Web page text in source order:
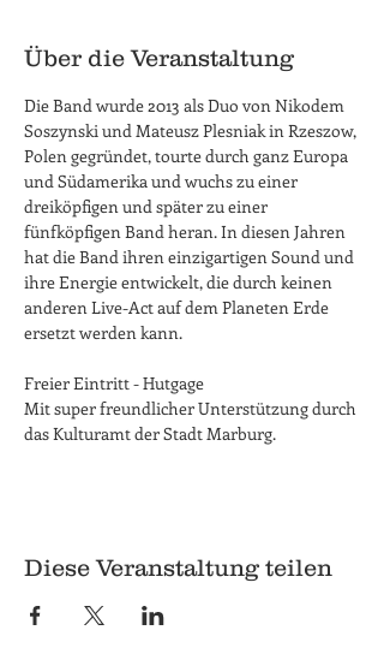
Über die Veranstaltung
Die Band wurde 2013 als Duo von Nikodem
Soszynski und Mateusz Plesniak in Rzeszow,
Polen gegründet, tourte durch ganz Europa
und Südamerika und wuchs zu einer
dreiköpfigen und später zu einer
fünfköpfigen Band heran. In diesen Jahren
hat die Band ihren einzigartigen Sound und
ihre Energie entwickelt, die durch keinen
anderen Live-Act auf dem Planeten Erde
ersetzt werden kann.
Freier Eintritt - Hutgage
Mit super freundlicher Unterstützung durch
das Kulturamt der Stadt Marburg.
Diese Veranstaltung teilen